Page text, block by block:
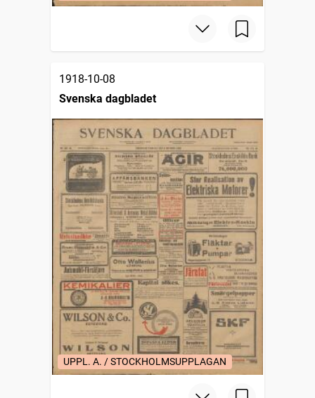
1918-10-08
Svenska dagbladet
UPPL. A. / STOCKHOLMSUPPLAGAN